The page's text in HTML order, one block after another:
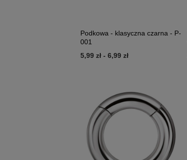
Podkowa - klasyczna czarna - P-
001
5,99 zł - 6,99 zł